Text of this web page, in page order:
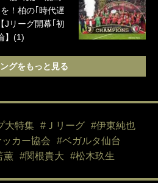
！柏の｢時代遅
Jリーグ開幕｢初
】(1)
グをもっと見る
大特集 #Ｊリーグ
#伊東純也
カー協会
#ベガルタ仙台
薫 #関根貴大 #松木玖生